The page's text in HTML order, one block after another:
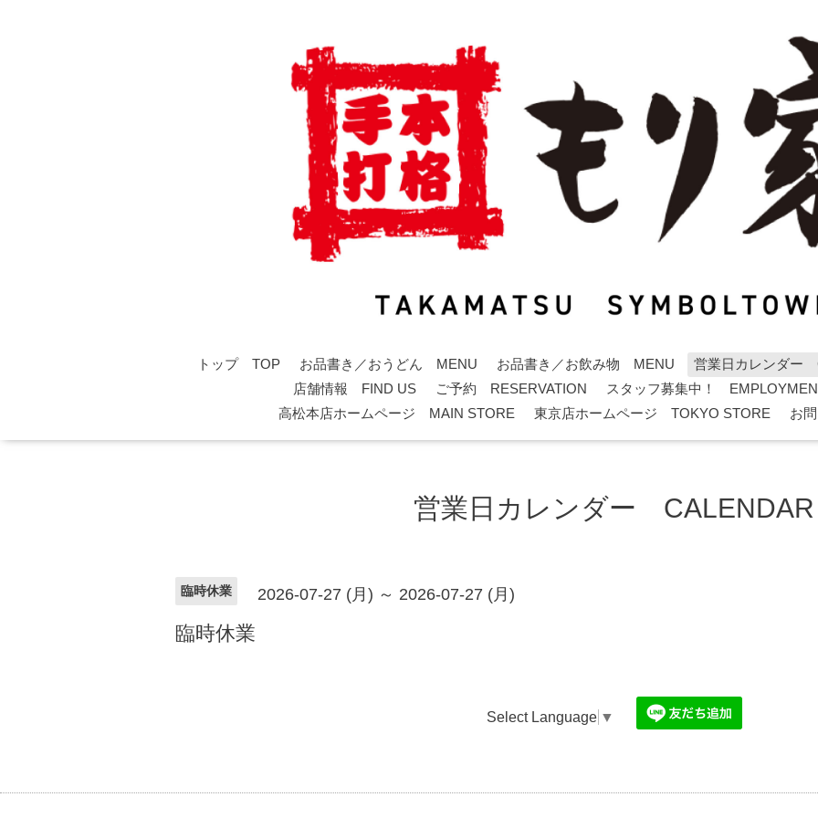
トップ TOP お品書き／おうどん MENU お品書き／お飲み物 MENU 営業日カレンダー
店舗情報 FIND US
ご予約 RESERVATION スタッフ募集中！
高松本店ホームページ MAIN STORE
東京店ホームページ TOKYO STORE お
営業日カレンダー CALENDAR
臨時休業 2026-07-27 (月) ～ 2026-07-27 (月)
臨時休業
Select Language ▼